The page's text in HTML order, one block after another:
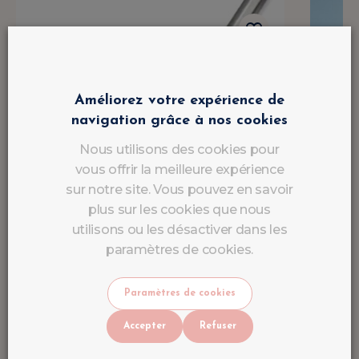
Améliorez votre expérience de
navigation grâce à nos cookies
Nous utilisons des cookies pour
vous offrir la meilleure expérience
sur notre site. Vous pouvez en savoir
plus sur les cookies que nous
utilisons ou les désactiver dans les
paramètres de cookies.
Paramètres de cookies
Accepter Refuser